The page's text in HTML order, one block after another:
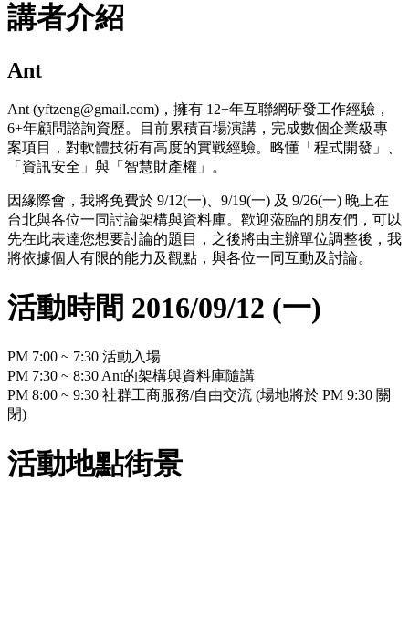
講者介紹
Ant
Ant (yftzeng@gmail.com)，擁有 12+年互聯網研發工作經驗，
6+年顧問諮詢資歷。目前累積百場演講，完成數個企業級專
案項目，對軟體技術有高度的實戰經驗。略懂「程式開發」、
「資訊安全」與「智慧財產權」。
因緣際會，我將免費於 9/12(一)、9/19(一) 及 9/26(一) 晚上在
台北與各位一同討論架構與資料庫。歡迎蒞臨的朋友們，可以
先在此表達您想要討論的題目，之後將由主辦單位調整後，我
將依據個人有限的能力及觀點，與各位一同互動及討論。
活動時間 2016/09/12 (一)
PM 7:00 ~ 7:30 活動入場
PM 7:30 ~ 8:30 Ant的架構與資料庫隨講
PM 8:00 ~ 9:30 社群工商服務/自由交流 (場地將於 PM 9:30 關
閉)
活動地點街景